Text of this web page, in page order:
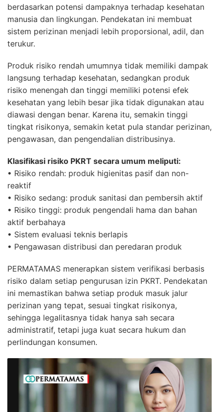
berdasarkan potensi dampaknya terhadap kesehatan
manusia dan lingkungan. Pendekatan ini membuat
sistem perizinan menjadi lebih proporsional, adil, dan
terukur.
Produk risiko rendah umumnya tidak memiliki dampak
langsung terhadap kesehatan, sedangkan produk
risiko menengah dan tinggi memiliki potensi efek
kesehatan yang lebih besar jika tidak digunakan atau
diawasi dengan benar. Karena itu, semakin tinggi
tingkat risikonya, semakin ketat pula standar perizinan,
pengawasan, dan pengendalian distribusinya.
Klasifikasi risiko PKRT secara umum meliputi:
• Risiko rendah: produk higienitas pasif dan non-
reaktif
• Risiko sedang: produk sanitasi dan pembersih aktif
• Risiko tinggi: produk pengendali hama dan bahan
aktif berbahaya
• Sistem evaluasi teknis berlapis
• Pengawasan distribusi dan peredaran produk
PERMATAMAS menerapkan sistem verifikasi berbasis
risiko dalam setiap pengurusan izin PKRT. Pendekatan
ini memastikan bahwa setiap produk masuk jalur
perizinan yang tepat, sesuai tingkat risikonya,
sehingga legalitasnya tidak hanya sah secara
administratif, tetapi juga kuat secara hukum dan
perlindungan konsumen.